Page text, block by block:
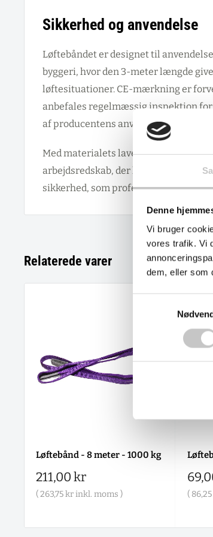
Denne
Vi bruger
vores trafik. Vi
dem, eller som
Sikkerhed og anvendelse
Løftebåndet er designet til
byggeri, hvor den 3-meter længde
løftesituationer. CE-mærkning er
anbefales regelmæssig inspektion
af producentens anvisninger.
Med materialets lave vægt og den
arbejdsredskab, der kombinerer
sikkerhed, som professionelle
Relaterede varer
Løftebånd - 8 meter - 1000 kg
Salgspris
211,00 kr
(263,75 krinkl. moms ) (